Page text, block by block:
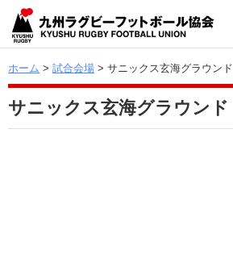
ホーム > 試合会場 > サニックス玄海グラウンド
サニックス玄海グラウンド